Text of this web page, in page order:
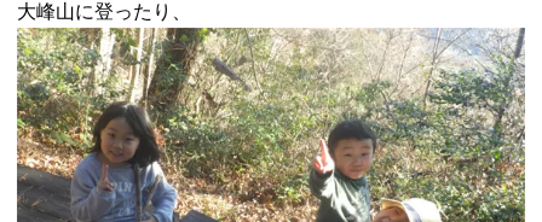
大峰山に登ったり、